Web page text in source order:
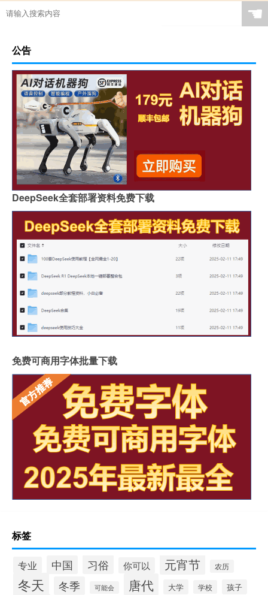
☚
公告
DeepSeek全套部署资料免费下载
免费可商用字体批量下载
标签
专业 中国 习俗 你可以 元宵节 农历
冬天 冬季 可能会 唐代 大学 学校 孩子